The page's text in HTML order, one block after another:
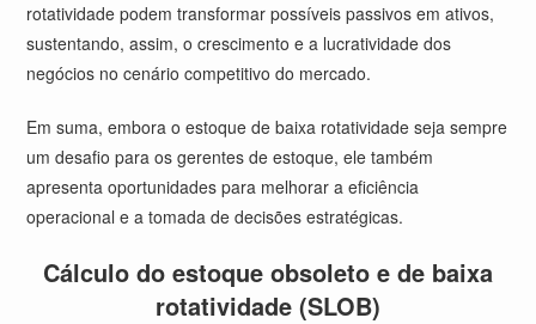
rotatividade podem transformar possíveis passivos em ativos,
sustentando, assim, o crescimento e a lucratividade dos
negócios no cenário competitivo do mercado.
Em suma, embora o estoque de baixa rotatividade seja sempre
um desafio para os gerentes de estoque, ele também
apresenta oportunidades para melhorar a eficiência
operacional e a tomada de decisões estratégicas.
Cálculo do estoque obsoleto e de baixa
rotatividade (SLOB)